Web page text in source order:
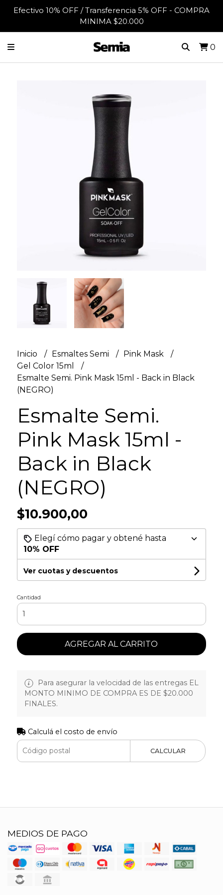
Efectivo 10% OFF / Transferencia 5% OFF - COMPRA
MINIMA $20.000
0
Inicio Esmaltes Semi
Pink Mask
Gel Color 15ml
Esmalte Semi. Pink Mask 15ml - Back in Black
(NEGRO)
Esmalte Semi.
Pink Mask 15ml -
Back in Black
(NEGRO)
$10.900,00
Elegí cómo pagar y obtené hasta
10% OFF
Ver cuotas y descuentos
Cantidad
AGREGAR AL CARRITO
Para asegurar la velocidad de las entregas EL
MONTO MINIMO DE COMPRA ES DE $20.000
FINALES.
Calculá el costo de envío
CALCULAR
MEDIOS DE PAGO